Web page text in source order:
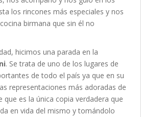
los rincones más especiales y nos
birmana que sin él no
hicimos una parada en la
. Se trata de uno de los lugares de
de todo el país ya que en su
representaciones más adoradas de
que es la única copia verdadera que
en vida del mismo y tomándolo